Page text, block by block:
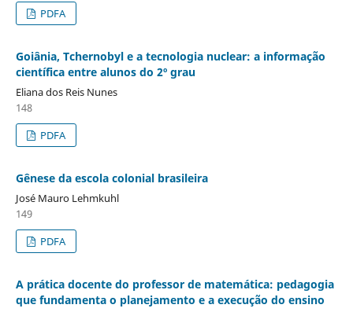
PDFA
Goiânia, Tchernobyl e a tecnologia nuclear: a informação
científica entre alunos do 2º grau
Eliana dos Reis Nunes
148
PDFA
Gênese da escola colonial brasileira
José Mauro Lehmkuhl
149
PDFA
A prática docente do professor de matemática: pedagogia
que fundamenta o planejamento e a execução do ensino